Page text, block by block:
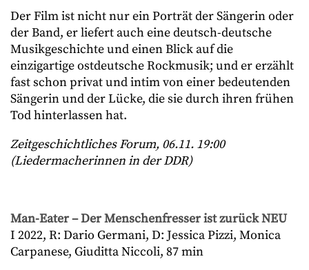
Der Film ist nicht nur ein Porträt der Sängerin oder
der Band, er liefert auch eine deutsch-deutsche
Musikgeschichte und einen Blick auf die
einzigartige ostdeutsche Rockmusik; und er erzählt
fast schon privat und intim von einer bedeutenden
Sängerin und der Lücke, die sie durch ihren frühen
Tod hinterlassen hat.
Zeitgeschichtliches Forum, 06.11. 19:00
(Liedermacherinnen in der DDR)
Man-Eater – Der Menschenfresser ist zurück NEU
I 2022, R: Dario Germani, D: Jessica Pizzi, Monica
Carpanese, Giuditta Niccoli, 87 min